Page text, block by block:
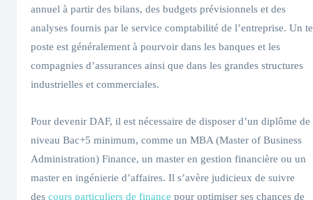
annuel à partir des bilans, des budgets prévisionnels et des
analyses fournis par le service comptabilité de l’entreprise. Un
poste est généralement à pourvoir dans les banques et les
compagnies d’assurances ainsi que dans les grandes structures
industrielles et commerciales.
Pour devenir DAF, il est nécessaire de disposer d’un diplôme de
niveau Bac+5 minimum, comme un MBA (Master of Business
Administration) Finance, un master en gestion financière ou un
master en ingénierie d’affaires. Il s’avère judicieux de suivre
des cours particuliers de finance pour optimiser ses chances de